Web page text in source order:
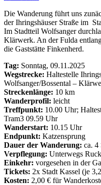
Die Wanderung führt uns
der Ihringshäuser Straße im
Im Stadtteil Wolfsanger
Klärwerk. An der Fulda
die Gaststätte Finkenherd.
Tag: Sonntag, 09.11.2025
Wegstrecke: Haltestelle
Wolfsanger/Bossental –
Streckenlänge: 10 km
Wanderprofil: leicht
Treffpunkt: 10.00 Uhr;
Tram3 09.59 Uhr
Wanderstart: 10.15 Uhr
Endpunkt: Katzensprung
Dauer der Wanderung: ca. 4
Verpflegung: Unterwegs
Einkehr: vorgesehen in der
Tickets: 2x Stadt Kassel (je
Kosten: 2,00 € für